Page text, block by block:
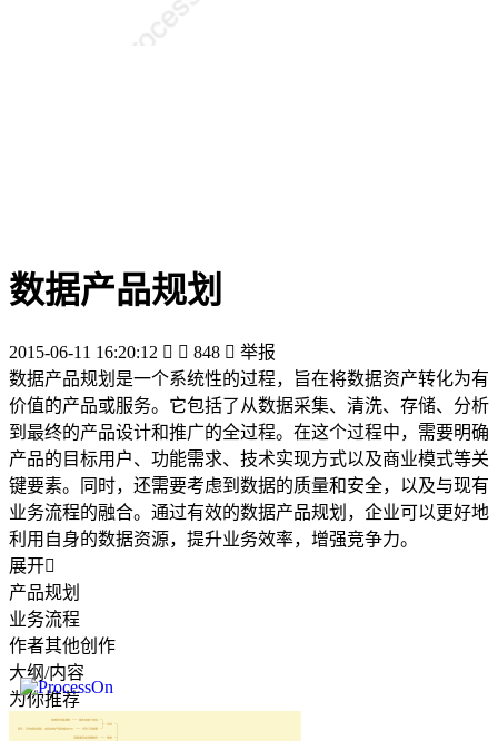
数据产品规划
2015-06-11 16:20:12   848  举报
数据产品规划是一个系统性的过程，旨在将数据资产转化为有
价值的产品或服务。它包括了从数据采集、清洗、存储、分析
到最终的产品设计和推广的全过程。在这个过程中，需要明确
产品的目标用户、功能需求、技术实现方式以及商业模式等关
键要素。同时，还需要考虑到数据的质量和安全，以及与现有
业务流程的融合。通过有效的数据产品规划，企业可以更好地
利用自身的数据资源，提升业务效率，增强竞争力。
展开
产品规划
业务流程
作者其他创作
大纲/内容
为你推荐